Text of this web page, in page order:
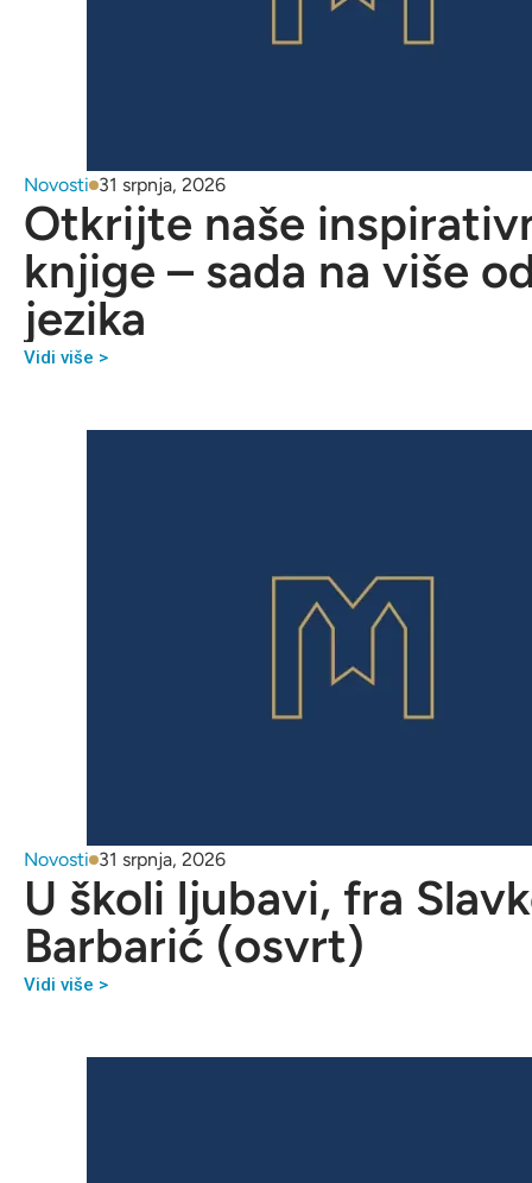
Novosti 31 srpnja, 2026
Otkrijte naše
knjige – sada na više
jezika
Vidi više >
Novosti 31 srpnja, 2026
U školi ljubavi, fra
Barbarić (osvrt)
Vidi više >